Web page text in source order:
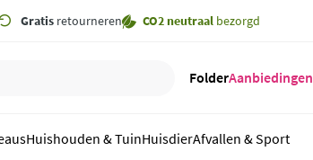
Gratis retourneren CO2 neutraal bezorgd
FolderAanbiedingen
Huishouden & TuinHuisdierAfvallen & Sport